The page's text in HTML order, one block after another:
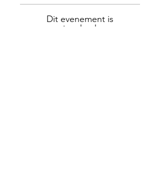
Dit evenement is
uitverkocht